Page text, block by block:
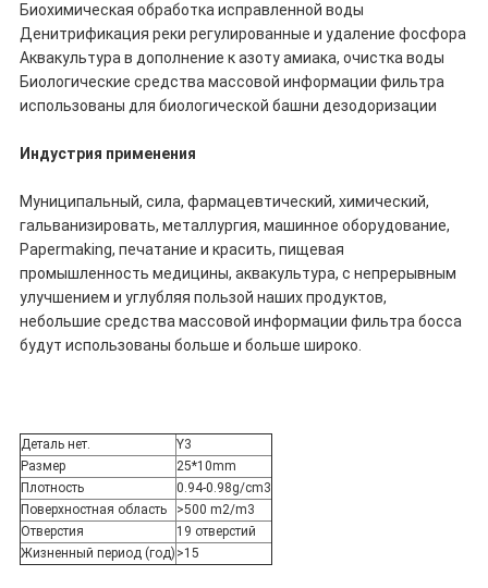
Биохимическая обработка исправленной воды
Денитрификация реки регулированные и удаление фосфора
Аквакультура в дополнение к азоту амиака, очистка воды
Биологические средства массовой информации фильтра
использованы для биологической башни дезодоризации
Индустрия применения
Муниципальный, сила, фармацевтический, химический,
гальванизировать, металлургия, машинное оборудование,
Papermaking, печатание и красить, пищевая
промышленность медицины, аквакультура, с непрерывным
улучшением и углубляя пользой наших продуктов,
небольшие средства массовой информации фильтра босса
будут использованы больше и больше широко.
Деталь нет.
Y3
Размер
25*10mm
Плотность
0.94-0.98g/cm3
Поверхностная область
>500 m2/m3
Отверстия
19 отверстий
Жизненный период (год) >15